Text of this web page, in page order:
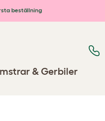
beställning
& Gerbiler